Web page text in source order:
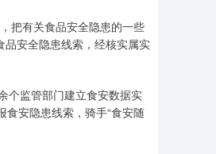
把有关食品安全隐患的一些
品安全隐患线索，经核实属实
监管部门建立食安数据实
安隐患线索，骑手“食安随